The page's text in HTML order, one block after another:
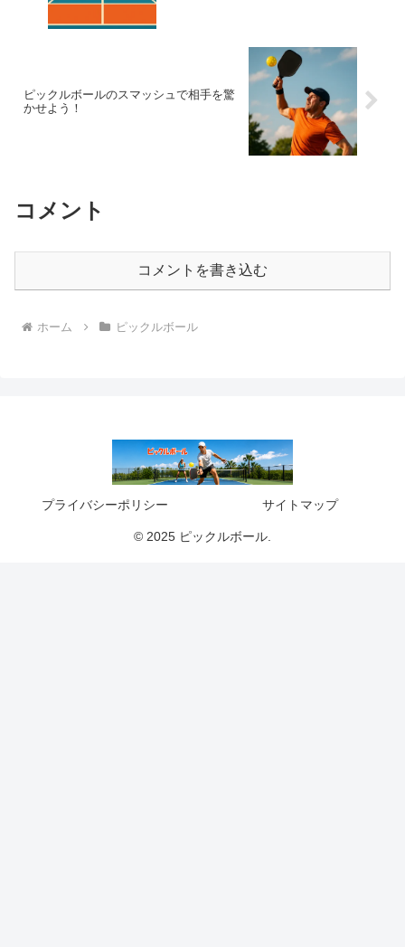
ピックルボールのスマッシュで相手を驚
かせよう！
コメント
コメントを書き込む
ホーム ピックルボール
プライバシーポリシー サイトマップ
© 2025 ピックルボール.